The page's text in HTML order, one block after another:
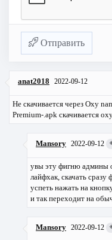
Отправить
anat2018 2022-09-12
Не скачивается через Oxy
Premium-.apk скачивается
Mansory 2022-09-12
увы эту фигню админы
лайфхак, скачать
успеть нажать на
и так переходит на
Mansory 2022-09-12